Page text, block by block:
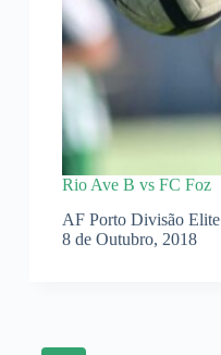
Rio Ave B vs FC Foz
AF Porto Divisão Elite
8 de Outubro, 2018